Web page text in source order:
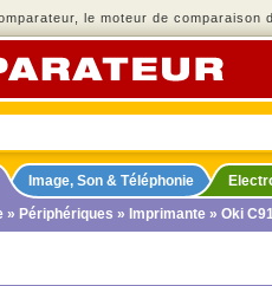
le moteur de comparaison
Image, Son & Téléphonie
» Périphériques » Imprimante » Oki